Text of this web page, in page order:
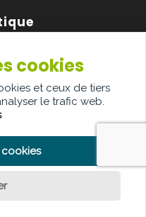
nous?
cookies
et ceux de tiers
le trafic web.